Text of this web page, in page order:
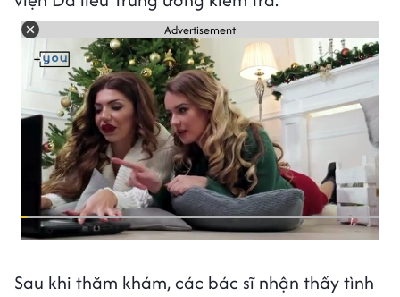
Advertisement
Sau khi thăm khám, các bác sĩ nhận thấy tình